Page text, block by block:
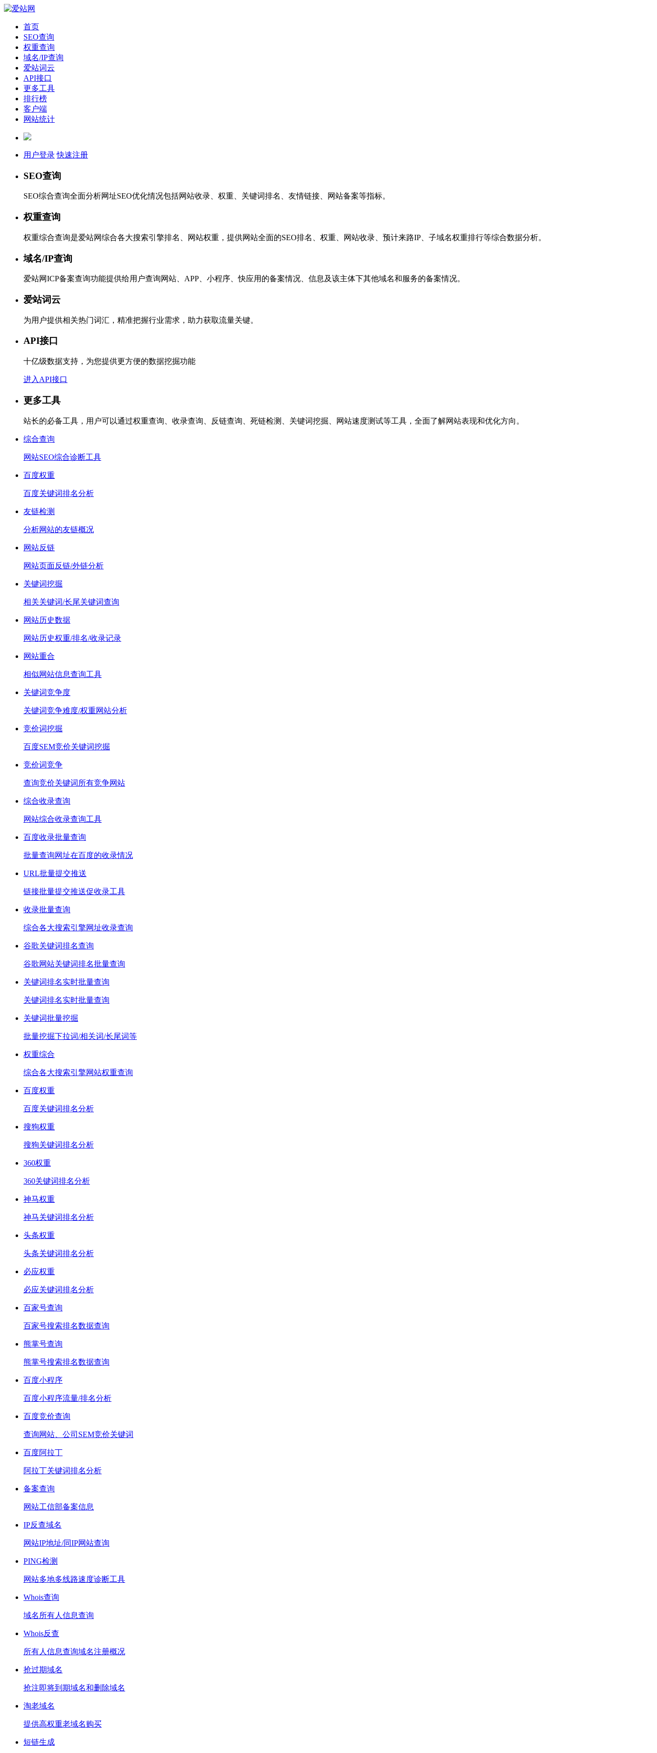
首页
SEO查询
权重查询
域名/IP查询
爱站词云
API接口
更多工具
排行榜
客户端
网站统计
用户登录 快速注册
SEO查询
SEO综合查询全面分析网址SEO优化情况包括网站收录、权重、关键词排名、友情链接、网站备案等指标。
权重查询
权重综合查询是爱站网综合各大搜索引擎排名、网站权重，提供网站全面的SEO排名、权重、网站收录、预计来路IP、子域名权重排行等综合数据分析。
域名/IP查询
爱站网ICP备案查询功能提供给用户查询网站、APP、小程序、快应用的备案情况、信息及该主体下其他域名和服务的备案情况。
爱站词云
为用户提供相关热门词汇，精准把握行业需求，助力获取流量关键。
API接口
十亿级数据支持，为您提供更方便的数据挖掘功能
进入API接口
更多工具
站长的必备工具，用户可以通过权重查询、收录查询、反链查询、死链检测、关键词挖掘、网站速度测试等工具，全面了解网站表现和优化方向。
综合查询
网站SEO综合诊断工具
百度权重
百度关键词排名分析
友链检测
分析网站的友链概况
网站反链
网站页面反链/外链分析
关键词挖掘
相关关键词/长尾关键词查询
网站历史数据
网站历史权重/排名/收录记录
网站重合
相似网站信息查询工具
关键词竞争度
关键词竞争难度/权重网站分析
竞价词挖掘
百度SEM竞价关键词挖掘
竞价词竞争
查询竞价关键词所有竞争网站
综合收录查询
网站综合收录查询工具
百度收录批量查询
批量查询网址在百度的收录情况
URL批量提交推送
链接批量提交推送促收录工具
收录批量查询
综合各大搜索引擎网址收录查询
谷歌关键词排名查询
谷歌网站关键词排名批量查询
关键词排名实时批量查询
关键词排名实时批量查询
关键词批量挖掘
批量挖掘下拉词/相关词/长尾词等
权重综合
综合各大搜索引擎网站权重查询
百度权重
百度关键词排名分析
搜狗权重
搜狗关键词排名分析
360权重
360关键词排名分析
神马权重
神马关键词排名分析
头条权重
头条关键词排名分析
必应权重
必应关键词排名分析
百家号查询
百家号搜索排名数据查询
熊掌号查询
熊掌号搜索排名数据查询
百度小程序
百度小程序流量/排名分析
百度竞价查询
查询网站、公司SEM竞价关键词
百度阿拉丁
阿拉丁关键词排名分析
备案查询
网站工信部备案信息
IP反查域名
网站IP地址/同IP网站查询
PING检测
网站多地多线路速度诊断工具
Whois查询
域名所有人信息查询
Whois反查
所有人信息查询域名注册概况
抢过期域名
抢注即将到期域名和删除域名
淘老域名
提供高权重老域名购买
短链生成